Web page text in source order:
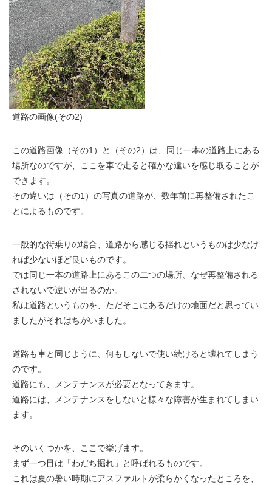
道路の画像(その2)
この道路画像（その1）と（その2）は、同じ一本の道路上にある
場所なのですが、ここを車で走ると確かな違いを感じ取ることが
できます。
その違いは（その1）の写真の道路が、数年前に再整備されたこ
とによるものです。
一般的な街乗りの場合、道路から感じる揺れというものは少なけ
れば少ないほど良いものです。
では同じ一本の道路上にあるこの二つの場所、なぜ再整備される
されないで違いが出るのか。
私は道路というものを、ただそこにあるだけの地面だと思ってい
ましたがそれはちがいました。
道路も車と同じように、何もしないで使い続けると壊れてしまう
のです。
道路にも、メンテナンスが必要となってきます。
道路には、メンテナンスをしないと様々な障害が生まれてしまい
ます。
そのいくつかを、ここで挙げます。
まず一つ目は「わだち掘れ」と呼ばれるものです。
これは夏の暑い時期にアスファルトが柔らかくなったところを、